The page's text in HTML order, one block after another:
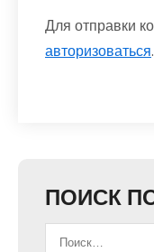
Для отправки
авторизоваться.
ПОИСК